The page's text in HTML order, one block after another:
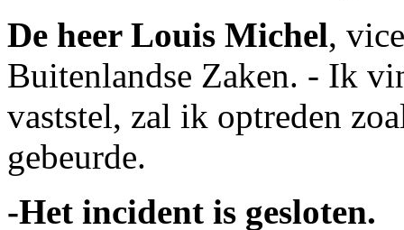
De heer Louis Michel,
Buitenlandse Zaken. - Ik
vaststel, zal ik optreden
gebeurde.
-Het incident is gesloten.